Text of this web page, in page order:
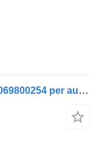
Ammortizzatore Mercedes-Benz A6069800254 per autobus